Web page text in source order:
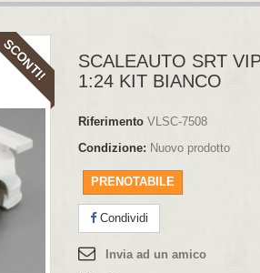
SCONTI!
SCALEAUTO SRT
1:24 KIT BIANCO
Riferimento VLSC-7508
Condizione: Nuovo prodotto
PRENOTABILE
Condividi
Invia ad un amico